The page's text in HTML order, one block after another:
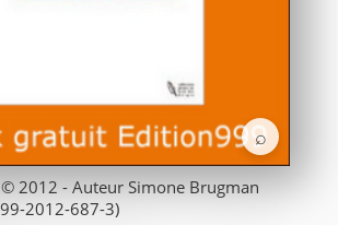
⌕
© 2012 - Auteur Simone Brugman
2012-687-3)